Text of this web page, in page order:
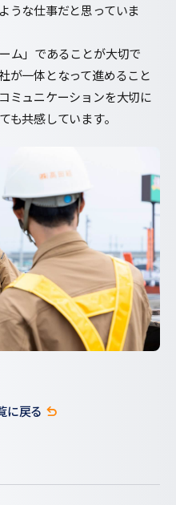
うな仕事だと思っていま
ム」であることが大切で
が一体となって進めること
ミュニケーションを大切に
も共感しています。
に戻る